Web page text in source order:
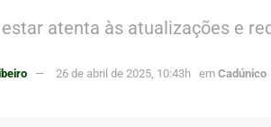
atenta às atualizações e
26 de abril de 2025, 10:43h em Cadúnico